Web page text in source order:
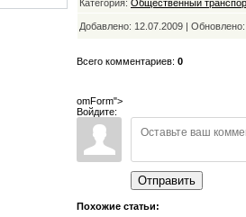
Категория: Общественный
Добавлено: 12.07.2009 |
Всего комментариев: 0
omForm">
Войдите:
Отправить
Похожие статьи: